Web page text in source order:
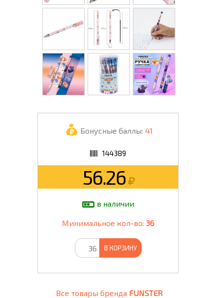
Бонусные баллы: 41
144389
56.26
в наличии
Минимальное кол-во: 36
В КОРЗИНУ
Все товары бренда FUNSTER